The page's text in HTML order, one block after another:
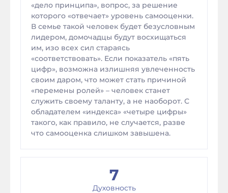
«дело принципа», вопрос, за решение
которого «отвечает» уровень самооценки.
В семье такой человек будет безусловным
лидером, домочадцы будут восхищаться
им, изо всех сил стараясь
«соответствовать». Если показатель «пять
цифр», возможна излишняя увлеченность
своим даром, что может стать причиной
«перемены ролей» – человек станет
служить своему таланту, а не наоборот. С
обладателем «индекса» «четыре цифры»
такого, как правило, не случается, разве
что самооценка слишком завышена.
7
Духовность